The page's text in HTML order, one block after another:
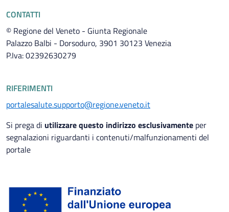
CONTATTI
© Regione del Veneto - Giunta Regionale
Palazzo Balbi - Dorsoduro, 3901 30123 Venezia
P.Iva: 02392630279
RIFERIMENTI
portalesalute.supporto@regione.veneto.it
Si prega di utilizzare questo indirizzo esclusivamente per
segnalazioni riguardanti i contenuti/malfunzionamenti del
portale